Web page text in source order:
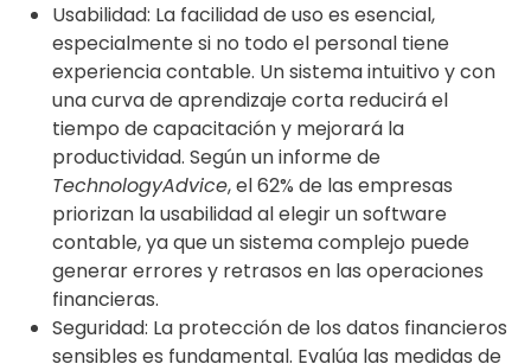
Usabilidad: La facilidad de uso es esencial,
especialmente si no todo el personal tiene
experiencia contable. Un sistema intuitivo y con
una curva de aprendizaje corta reducirá el
tiempo de capacitación y mejorará la
productividad. Según un informe de
TechnologyAdvice, el 62% de las empresas
priorizan la usabilidad al elegir un software
contable, ya que un sistema complejo puede
generar errores y retrasos en las operaciones
financieras.
Seguridad: La protección de los datos financieros
sensibles es fundamental. Evalúa las medidas de